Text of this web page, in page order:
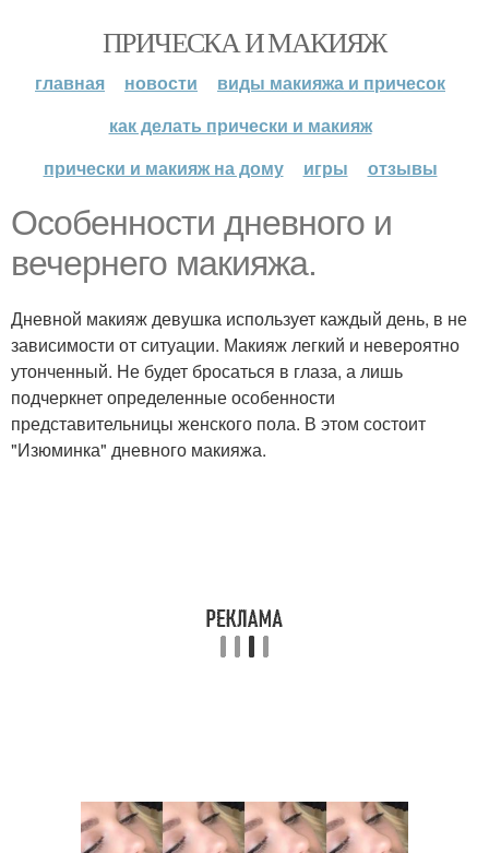
ПРИЧЕСКА И МАКИЯЖ
главная новости
виды макияжа и причесок
как делать прически и макияж
прически и макияж на дому
игры отзывы
Особенности дневного и
вечернего макияжа.
Дневной макияж девушка использует каждый день, в не
зависимости от ситуации. Макияж легкий и невероятно
утонченный. Не будет бросаться в глаза, а лишь
подчеркнет определенные особенности
представительницы женского пола. В этом состоит
"Изюминка" дневного макияжа.